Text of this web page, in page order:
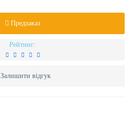
Предзаказ
Рейтинг:
Залишити відгук